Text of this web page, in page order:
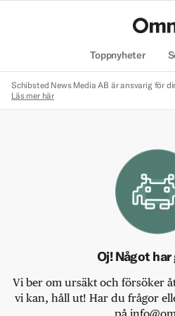
Toppnyheter
Schibsted News Media AB är ansvarig för
Läs mer här
Oj! Något
Vi ber om ursäkt och försöker
vi kan, håll ut! Har du frågor